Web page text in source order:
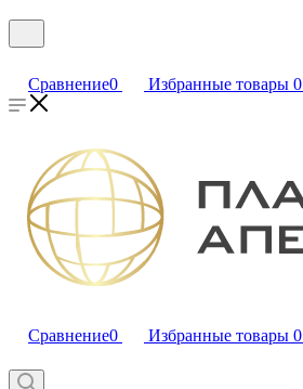
Сравнение0 Избранные товары 0
Сравнение0 Избранные товары 0